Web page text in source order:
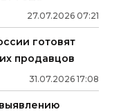
27.07.2026 07:21
готовят
продавцов
31.07.2026 17:08